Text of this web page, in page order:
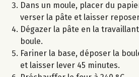
Dans un moule, placer du
verser la pâte et laisser
Dégazer la pâte en la
boule.
Fariner la base, déposer la
et laisser lever 45 minutes.